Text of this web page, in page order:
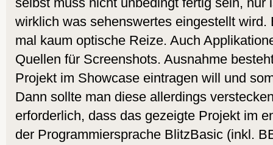
wirklich was sehenswertes eingestellt wird.
mal kaum optische Reize. Auch
Quellen für Screenshots. Ausnahme
Projekt im Showcase eintragen will und
Dann sollte man diese allerdings
erforderlich, dass das gezeigte Projekt im
der Programmiersprache BlitzBasic (inkl.